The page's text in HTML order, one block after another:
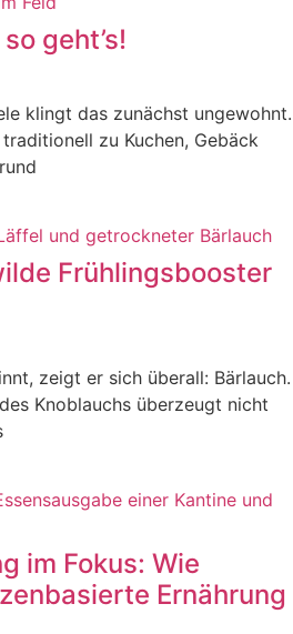
geht’s!
klingt das zunächst ungewohnt.
zu Kuchen, Gebäck
Frühlingsbooster
zeigt er sich überall: Bärlauch.
Knoblauchs überzeugt nicht
im Fokus: Wie
Ernährung